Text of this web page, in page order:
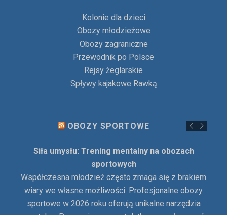
Kolonie dla dzieci
Obozy młodzieżowe
Obozy zagraniczne
Przewodnik po Polsce
Rejsy żeglarskie
Spływy kajakowe Rawką
OBOZY SPORTOWE
Siła umysłu: Trening mentalny na obozach
sportowych
Współczesna młodzież często zmaga się z brakiem
wiary we własne możliwości. Profesjonalne obozy
sportowe w 2026 roku oferują unikalne narzędzia